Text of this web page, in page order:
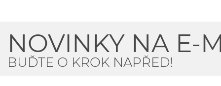
NOVINKY NA E-
BUĎTE O KROK NAPŘED!